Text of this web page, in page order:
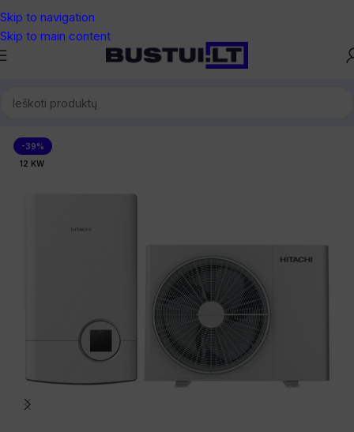
Skip to navigation
Skip to main content
-39%
12 KW